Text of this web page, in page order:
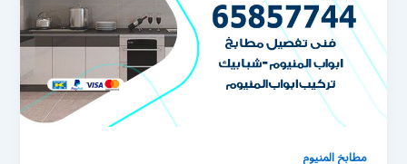
مطابخ المنيوم